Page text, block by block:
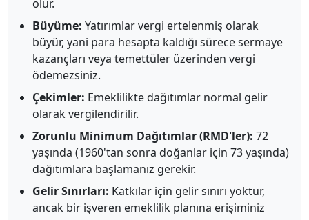
olur.
Büyüme: Yatırımlar vergi ertelenmiş olarak
büyür, yani para hesapta kaldığı sürece sermaye
kazançları veya temettüler üzerinden vergi
ödemezsiniz.
Çekimler: Emeklilikte dağıtımlar normal gelir
olarak vergilendirilir.
Zorunlu Minimum Dağıtımlar (RMD'ler): 72
yaşında (1960'tan sonra doğanlar için 73 yaşında)
dağıtımlara başlamanız gerekir.
Gelir Sınırları: Katkılar için gelir sınırı yoktur,
ancak bir işveren emeklilik planına erişiminiz